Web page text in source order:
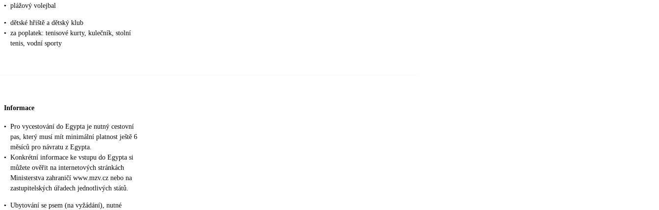
• plážový volejbal
• dětské hřiště a dětský klub
• za poplatek: tenisové kurty, kulečník, stolní
tenis, vodní sporty
Informace
• Pro vycestování do Egypta je nutný cestovní
pas, který musí mít minimální platnost ještě 6
měsíců pro návratu z Egypta.
• Konkrétní informace ke vstupu do Egypta si
můžete ověřit na internetových stránkách
Ministerstva zahraničí www.mzv.cz nebo na
zastupitelských úřadech jednotlivých států.
• Ubytování se psem (na vyžádání), nutné